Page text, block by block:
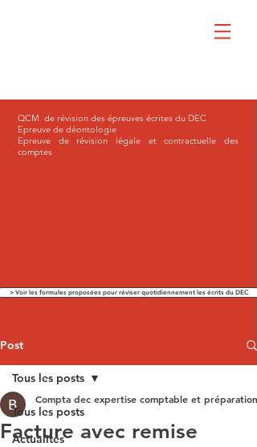
QCM de révision des épreuves écrites du DEC
Epreuve de déontologie
Epreuve de révision légale et contractuelle des
comptes
> Voir les formules proposées pour réviser quotidiennement les écrits du DEC
Post
Tous les posts
Actualités
Tous les posts
Facture avec remise
Compta dec expertise comptable et préparation